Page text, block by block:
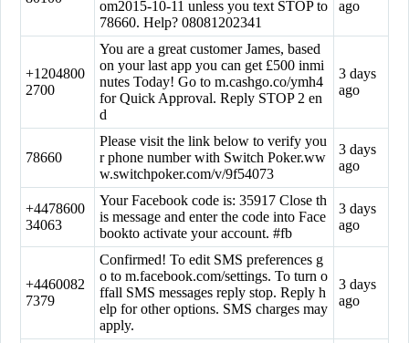
om2015-10-11 unless you text STOP to
78660. Help? 08081202341
ago
+1204800
2700
You are a great customer James, based
on your last app you can get £500 inmi
nutes Today! Go to m.cashgo.co/ymh4
for Quick Approval. Reply STOP 2 en
d
3 days
ago
78660
Please visit the link below to verify you
r phone number with Switch Poker.ww
w.switchpoker.com/v/9f54073
3 days
ago
+4478600
34063
Your Facebook code is: 35917 Close th
is message and enter the code into Face
bookto activate your account. #fb
3 days
ago
+4460082
7379
Confirmed! To edit SMS preferences g
o to m.facebook.com/settings. To turn o
ffall SMS messages reply stop. Reply h
elp for other options. SMS charges may
apply.
3 days
ago